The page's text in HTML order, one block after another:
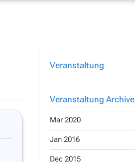
Veranstaltung
Veranstaltung Archive
Mar 2020
Jan 2016
Dec 2015